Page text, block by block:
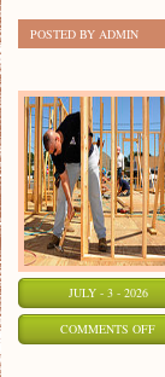
POSTED BY ADMIN
JULY - 3 - 2026
COMMENTS OFFON